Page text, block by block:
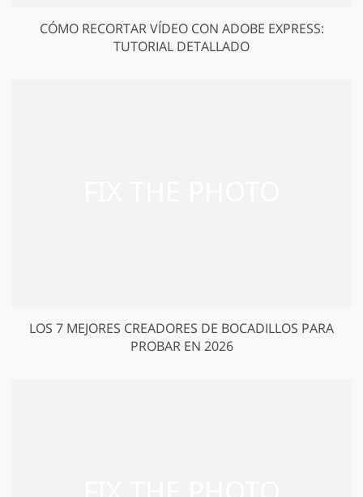
CÓMO RECORTAR VÍDEO CON ADOBE EXPRESS:
TUTORIAL DETALLADO
LOS 7 MEJORES CREADORES DE BOCADILLOS PARA
PROBAR EN 2026